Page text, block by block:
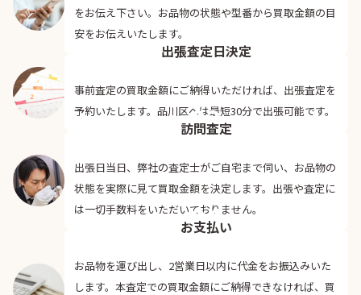
をお伝え下さい。お品物の状態や型番から買取金額の目
安をお伝えいたします。
02
出張査定日決定
事前査定の買取金額にご納得いただければ、出張査定を
予約いたします。品川区へは最短30分で出張可能です。
03
訪問査定
出張日当日、弊社の査定士がご自宅まで伺い、お品物の
状態を実際に見て買取金額を決定します。出張や査定に
は一切手数料をいただいておりません。
04
お支払い
お品物を運び出し、2営業日以内に代金をお振込みいた
します。本査定での買取金額にご納得できなければ、買